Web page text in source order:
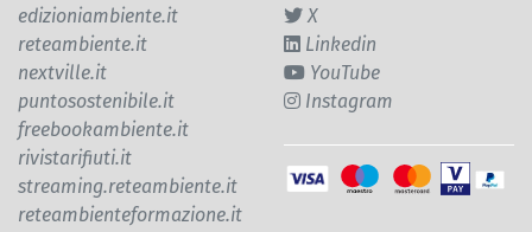
edizioniambiente.it
reteambiente.it
nextville.it
puntosostenibile.it
freebookambiente.it
rivistarifiuti.it
streaming.reteambiente.it
reteambienteformazione.it
X
Linkedin
YouTube
Instagram